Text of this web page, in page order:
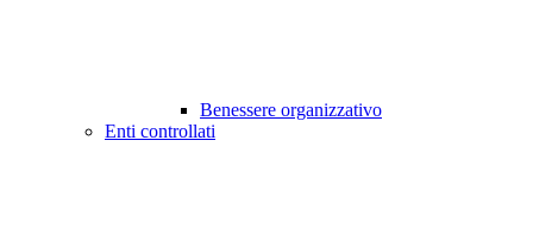
Benessere organizzativo
Enti controllati